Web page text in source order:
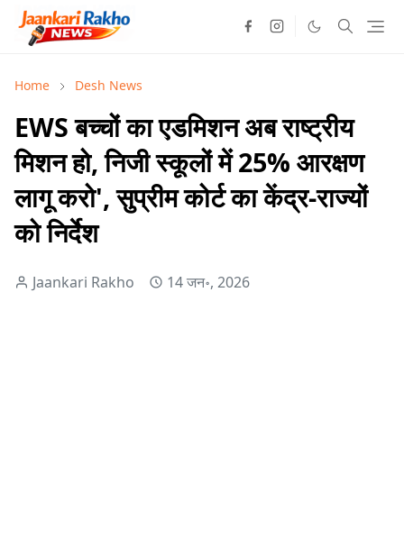
Home Desh News
EWS बच्चों का एडमिशन अब राष्ट्रीय
मिशन हो, निजी स्कूलों में 25% आरक्षण
लागू करो', सुप्रीम कोर्ट का केंद्र-राज्यों
को निर्देश
Jaankari Rakho 14 जन॰, 2026